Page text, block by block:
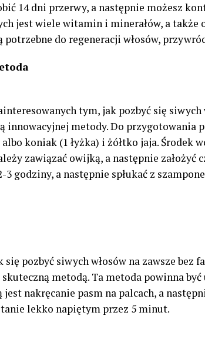
14 dni przerwy, a następnie możesz
jest wiele witamin i minerałów, a także
potrzebne do regeneracji włosów,
tym, jak pozbyć się siwych
innowacyjnej metody. Do przygotowania
koniak (1 łyżka) i żółtko jaja. Środek
zawiązać owijką, a następnie założyć
3 godziny, a następnie spłukać z
się pozbyć siwych włosów na zawsze bez
skuteczną metodą. Ta metoda powinna
nakręcanie pasm na palcach, a
lekko napiętym przez 5 minut.